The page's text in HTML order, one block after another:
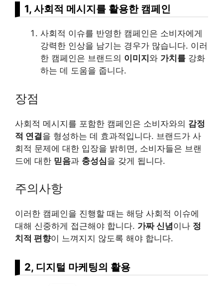
1, 사회적 메시지를 활용한 캠페인
사회적 이슈를 반영한 캠페인은 소비자에게
강력한 인상을 남기는 경우가 많습니다. 이러
한 캠페인은 브랜드의 이미지 와 가치를 강화
하는 데 도움을 줍니다.
장점
사회적 메시지를 포함한 캠페인은 소비자와의 감정
적 연결을 형성하는 데 효과적입니다. 브랜드가 사
회적 문제에 대한 입장을 밝히면, 소비자들은 브랜
드에 대한 믿음과 충성심을 갖게 됩니다.
주의사항
이러한 캠페인을 진행할 때는 해당 사회적 이슈에
대해 신중하게 접근해야 합니다. 가짜 신념이나 정
치적 편향이 느껴지지 않도록 해야 합니다.
2, 디지털 마케팅의 활용